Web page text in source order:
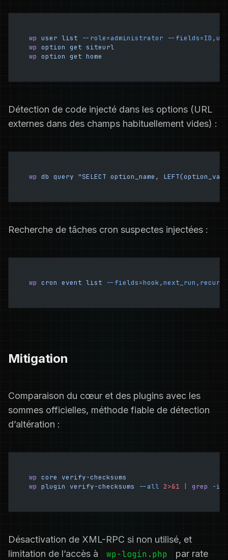
wp user list --role=administrator --
wp option get siteurl
wp option get home
Détection de code injecté dans les options (URL
externes dans des champs habituellement vides) :
wp db query "SELECT option_name,
Recherche de tâches cron suspectes injectées :
wp cron event list --
Mitigation
Comparaison du cœur et des plugins avec les
sommes officielles, méthode fiable de détection
d’altération :
wp core verify-checksums
wp plugin verify-checksums --all 2>&1 grep -i
Désactivation de XML-RPC si non utilisé, et
limitation de l’accès à
wp-login.php
par rate